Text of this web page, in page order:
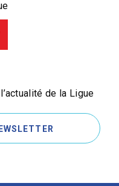
de la Ligue